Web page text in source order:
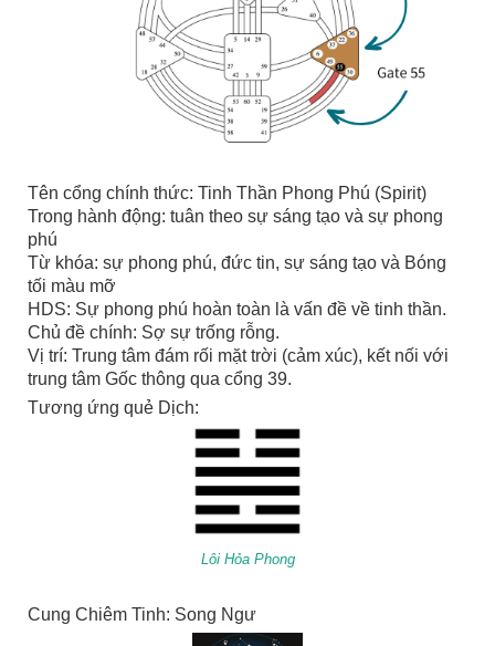
Tên cổng chính thức: Tinh Thần Phong Phú (Spirit)
Trong hành động: tuân theo sự sáng tạo và sự phong
phú
Từ khóa: sự phong phú, đức tin, sự sáng tạo và Bóng
tối màu mỡ
HDS: Sự phong phú hoàn toàn là vấn đề về tinh thần.
Chủ đề chính: Sợ sự trống rỗng.
Vị trí: Trung tâm đám rối mặt trời (cảm xúc), kết nối với
trung tâm Gốc thông qua cổng 39.
Tương ứng quẻ Dịch:
Lôi Hỏa Phong
Cung Chiêm Tinh: Song Ngư